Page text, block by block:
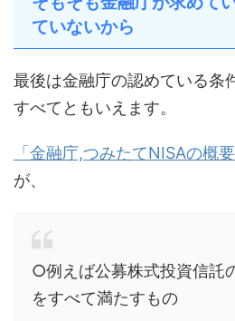
ていないから
最後は金融庁の認めている条
すべてともいえます。
「金融庁,つみたてNISAの概要
が、
○例えば公募株式投資信託
をすべて満たすもの